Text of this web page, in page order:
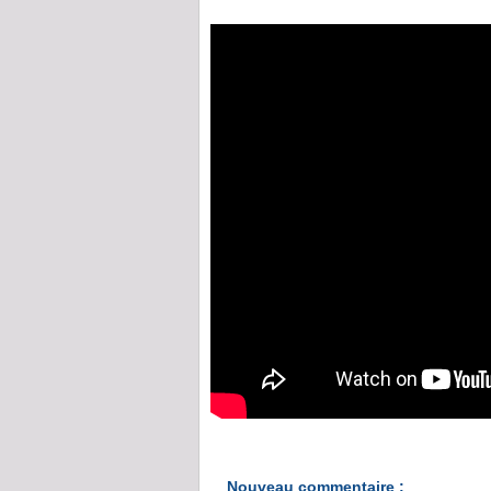
Nouveau commentaire :